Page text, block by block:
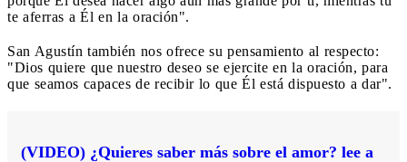
te aferras a Él en la oración".
San Agustín también nos ofrece su pensamiento al respecto:
"Dios quiere que nuestro deseo se ejercite en la oración, para
que seamos capaces de recibir lo que Él está dispuesto a dar".
(VIDEO) ¿Quieres saber más sobre el amor? lee a